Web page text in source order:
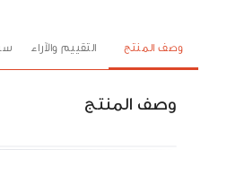
وصف المنتج التقييم والآراء
وصف المنتج